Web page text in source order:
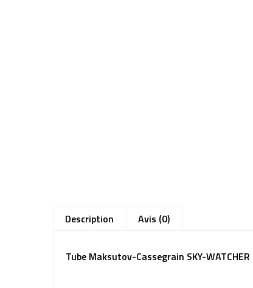
Description Avis (0)
Tube Maksutov-Cassegrain SKY-